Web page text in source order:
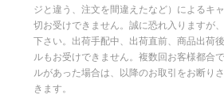
ジと違う、注文を間違えたなど）によるキ
切お受けできません。誠に恐れ入りますが
下さい。出荷手配中、出荷直前、商品出荷
ルもお受けできません。複数回お客様都合
ルがあった場合は、以降のお取引をお断り
きます。